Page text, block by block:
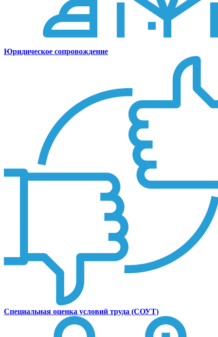
Юридическое сопровождение
Специальная оценка условий труда (СОУТ)